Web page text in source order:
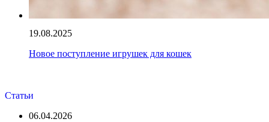
19.08.2025
Новое поступление игрушек для кошек
Статьи
06.04.2026